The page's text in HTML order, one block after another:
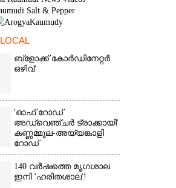
LOCAL
ബ്‌ളോക്ക് കോർഡിനേറ്റർ
ഒഴിവ്
'ഓഫ് റോഡ്
അഡ്വെഞ്ചർ ട്രാക്കായി'
കണ്ണമ്മൂല-അയ്യങ്കാളി
റോഡ്
140 വർഷത്തെ മൃഗശാല
ഇനി 'ഹരിതശാല'!